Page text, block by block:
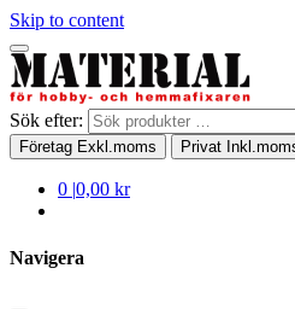
Skip to content
Sök efter:
Företag Exkl.moms Privat
0 |0,00 kr
Navigera